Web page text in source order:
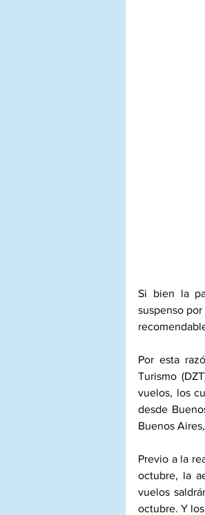
Si bien la
suspenso
Por esta
Turismo
vuelos, los
desde
Buenos
Previo a la
octubre, la
vuelos
octubre. Y